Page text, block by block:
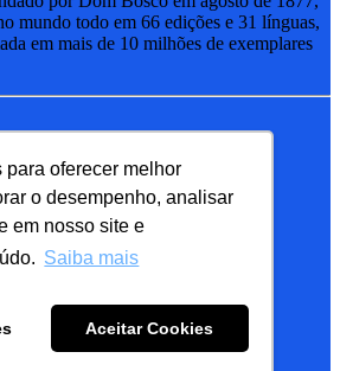
oferecer melhor
o desempenho, analisar
em nosso site e
Saiba mais
Aceitar Cookies
mundo todo em 66 edições e 31 línguas,
em mais de 10 milhões de exemplares
Brasil
Vida
Dom Bosco
Auxiliadora